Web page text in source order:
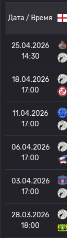
Дата / Время
25.04.2026
14:30
18.04.2026
17:00
11.04.2026
17:00
06.04.2026
17:00
03.04.2026
17:00
28.03.2026
18:00